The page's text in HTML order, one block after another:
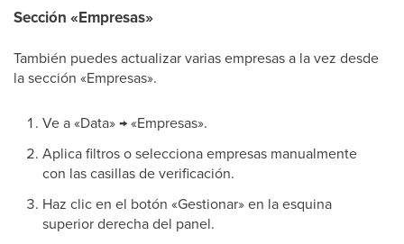
Sección «Empresas»
También puedes actualizar varias empresas a la vez desde
la sección «Empresas».
Ve a «Data» → «Empresas».
Aplica filtros o selecciona empresas manualmente
con las casillas de verificación.
Haz clic en el botón «Gestionar» en la esquina
superior derecha del panel.